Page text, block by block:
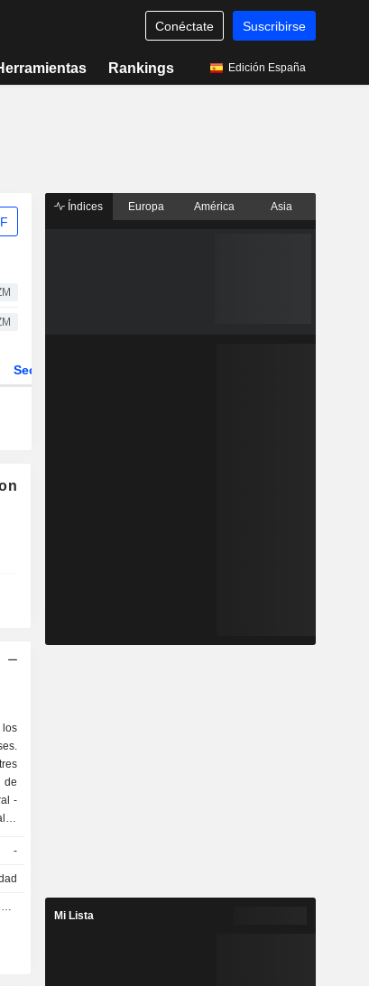
Conéctate Suscribirse
Rankings Edición España
Sector
-
Índices Europa América Asia
Mi Lista